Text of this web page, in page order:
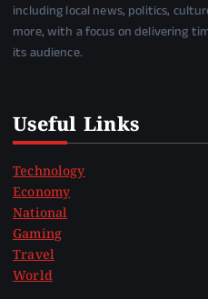
including local news, politics,
more, with a focus on delivering
its audience.
Useful Links
Technology
Economy
National
Gaming
Travel
World